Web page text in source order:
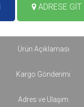
ADRESE GİT
Ürün Açıklaması
Kargo Gönderimi
Adres ve Ulaşım